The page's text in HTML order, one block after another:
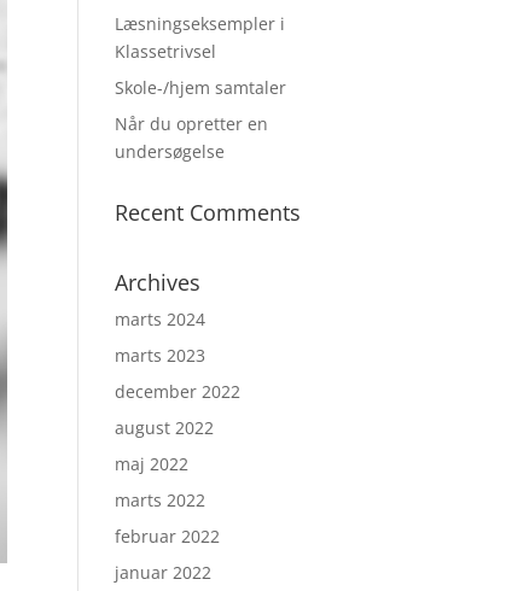
Læsningseksempler i
Klassetrivsel
Skole-/hjem samtaler
Når du opretter en
undersøgelse
Recent Comments
Archives
marts 2024
marts 2023
december 2022
august 2022
maj 2022
marts 2022
februar 2022
januar 2022